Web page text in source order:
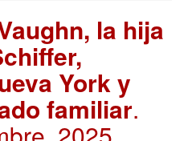
la hija
York y
familiar.